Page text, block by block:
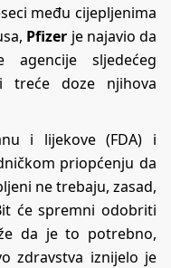
među cijepljenima
Pfizer je najavio da
sljedećeg
treće doze njihova
i lijekove (FDA) i
priopćenju da
ne trebaju, zasad,
će spremni odobriti
da je to potrebno,
zdravstva iznijelo je